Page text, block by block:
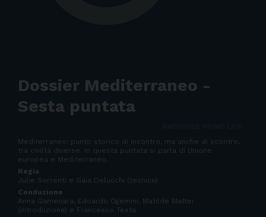
Dossier Mediterraneo -
Sesta puntata
Mediterraneo: punto storico di incontro, ma anche di scontro,
tra civiltà diverse. In questa puntata si parla di Unione
europea e Mediterraneo.
Regia
Julie Sorrenti e Gaia Delucchi (tecnico)
Conduzione
Anna Gamenara, Edoardo Ogemini, Matilde Mattei
(introduzione) e Francesco Testa